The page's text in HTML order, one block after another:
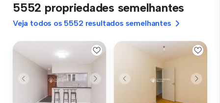
5552 propriedades semelhantes
Veja todos os 5552 resultados semelhantes